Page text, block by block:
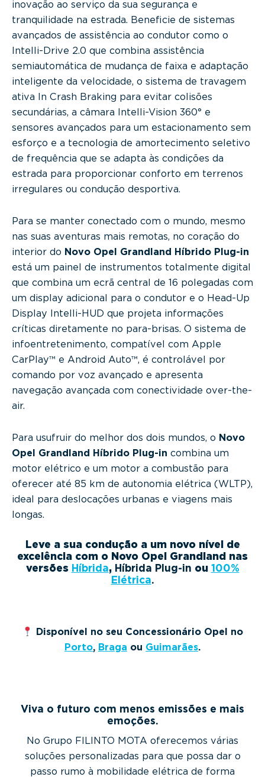
inovação ao serviço da sua segurança e
tranquilidade na estrada. Beneficie de sistemas
avançados de assistência ao condutor como o
Intelli-Drive 2.0 que combina assistência
semiautomática de mudança de faixa e adaptação
inteligente da velocidade, o sistema de travagem
ativa In Crash Braking para evitar colisões
secundárias, a câmara Intelli-Vision 360° e
sensores avançados para um estacionamento sem
esforço e a tecnologia de amortecimento seletivo
de frequência que se adapta às condições da
estrada para proporcionar conforto em terrenos
irregulares ou condução desportiva.
Para se manter conectado com o mundo, mesmo
nas suas aventuras mais remotas, no coração do
interior do Novo Opel Grandland Híbrido Plug-in
está um painel de instrumentos totalmente digital
que combina um ecrã central de 16 polegadas com
um display adicional para o condutor e o Head-Up
Display Intelli-HUD que projeta informações
críticas diretamente no para-brisas. O sistema de
infoentretenimento, compatível com Apple
CarPlay™ e Android Auto™, é controlável por
comando por voz avançado e apresenta
navegação avançada com conectividade over-the-
air.
Para usufruir do melhor dos dois mundos, o Novo
Opel Grandland Híbrido Plug-in combina um
motor elétrico e um motor a combustão para
oferecer até 85 km de autonomia elétrica (WLTP),
ideal para deslocações urbanas e viagens mais
longas.
Leve a sua condução a um novo nível de
excelência com o Novo Opel Grandland nas
versões Híbrida, Híbrida Plug-in ou 100%
Elétrica.
Disponível no seu Concessionário Opel no
Porto, Braga ou Guimarães.
Viva o futuro com menos emissões e mais
emoções.
No Grupo FILINTO MOTA oferecemos várias
soluções personalizadas para que possa dar o
passo rumo à mobilidade elétrica de forma